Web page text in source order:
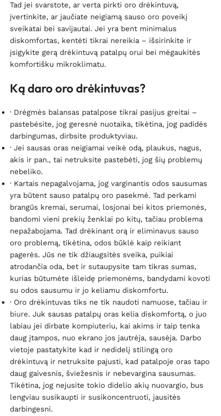
Tad jei svarstote, ar verta pirkti oro drėkintuvą,
įvertinkite, ar jaučiate neigiamą sauso oro poveikį
sveikatai bei savijautai. Jei yra bent minimalus
diskomfortas, kentėti tikrai nereikia – išsirinkite ir
įsigykite gerą drėkintuvą patalpų orui bei mėgaukitės
komfortišku mikroklimatu.
Ką daro oro drėkintuvas?
· Drėgmės balansas patalpose tikrai pasijus greitai –
pastebėsite, jog geresnė nuotaika, tikėtina, jog padidės
darbingumas, dirbsite produktyviau.
· Jei sausas oras neigiamai veikė odą, plaukus, nagus,
akis ir pan., tai netruksite pastebėti, jog šių problemų
nebeliko.
· Kartais nepagalvojama, jog varginantis odos sausumas
yra būtent sauso patalpų oro pasekmė. Tad perkami
brangūs kremai, serumai, losjonai bei kitos priemonės,
bandomi vieni prekių ženklai po kitų, tačiau problema
nepažabojama. Tad drėkinant orą ir eliminavus sauso
oro problemą, tikėtina, odos būklė kaip reikiant
pagerės. Jūs ne tik džiaugsitės sveika, puikiai
atrodančia oda, bet ir sutaupysite tam tikras sumas,
kurias būtumėte išleidę priemonėms, bandydami kovoti
su odos sausumu ir jo keliamu diskomfortu.
· Oro drėkintuvas tiks ne tik naudoti namuose, tačiau ir
biure. Juk sausas patalpų oras kelia diskomfortą, o juo
labiau jei dirbate kompiuteriu, kai akims ir taip tenka
daug įtampos, nuo ekrano jos jautrėja, sausėja. Darbo
vietoje pastatykite kad ir nedidelį stilingą oro
drėkintuvą ir netruksite pajusti, kad patalpoje oras tapo
daug gaivesnis, šviežesnis ir nebevargina sausumas.
Tikėtina, jog nejusite tokio didelio akių nuovargio, bus
lengviau susikaupti ir susikoncentruoti, jausitės
darbingesni.